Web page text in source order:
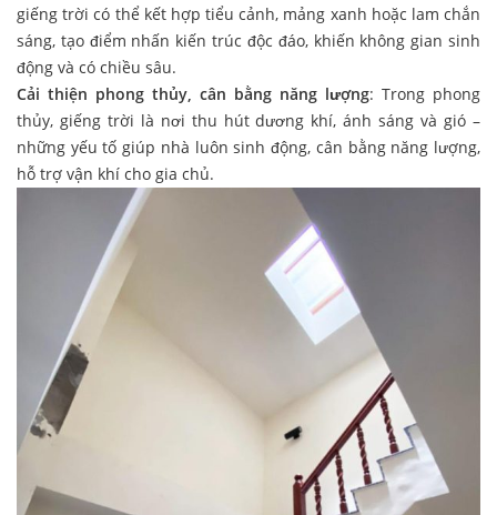
giếng trời có thể kết hợp tiểu cảnh, mảng xanh hoặc lam chắn
sáng, tạo điểm nhấn kiến trúc độc đáo, khiến không gian sinh
động và có chiều sâu.
Cải thiện phong thủy, cân bằng năng lượng: Trong phong
thủy, giếng trời là nơi thu hút dương khí, ánh sáng và gió –
những yếu tố giúp nhà luôn sinh động, cân bằng năng lượng,
hỗ trợ vận khí cho gia chủ.